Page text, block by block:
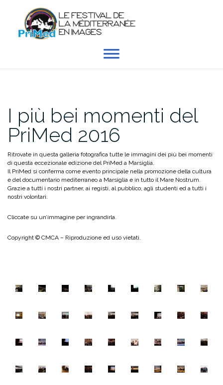
content
I più bei momenti del
PriMed 2016
Ritrovate in questa galleria fotografica tutte le immagini dei più bei momenti
di questa eccezionale edizione del PriMed a Marsiglia.
Il PriMed si conferma come evento principale nella promozione della cultura
e del documentario mediterraneo a Marsiglia e in tutto il Mare Nostrum.
Grazie a tutti i nostri partner, ai registi, al pubblico, agli studenti ed a tutti i
nostri volontari.
Cliccate su un’immagine per ingrandirla.
Copyright © CMCA – Riproduzione ed uso vietati.